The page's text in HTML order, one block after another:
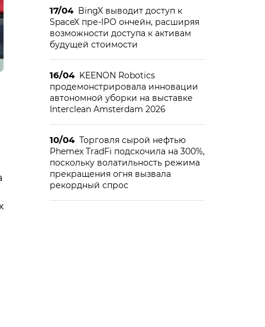
17/04 BingX выводит доступ к
SpaceX пре-IPO ончейн, расширяя
возможности доступа к активам
будущей стоимости
16/04 KEENON Robotics
продемонстрировала инновации
автономной уборки на выставке
Interclean Amsterdam 2026
10/04 Торговля сырой нефтью
Phemex TradFi подскочила на 300%,
поскольку волатильность режима
прекращения огня вызвала
рекордный спрос